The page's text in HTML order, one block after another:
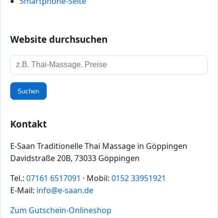
Website durchsuchen
Suchbegriff
Suchen
Kontakt
E-Saan Traditionelle Thai Massage in Göppingen
Davidstraße 20B, 73033 Göppingen
Tel.: 07161 6517091 · Mobil: 0152 33951921
E-Mail: info@e-saan.de
Zum Gutschein-Onlineshop